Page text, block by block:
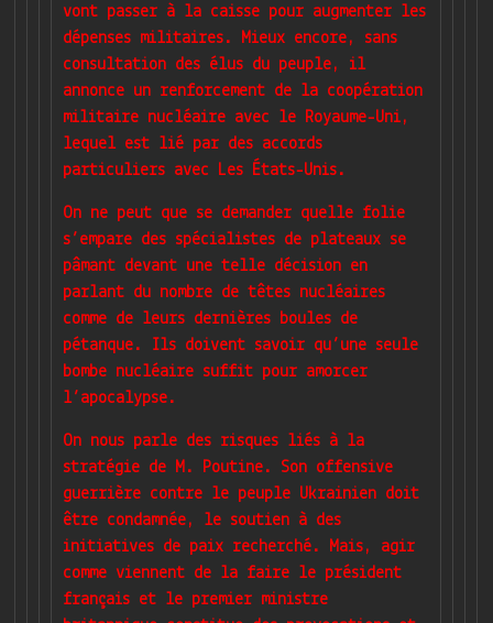
vont passer à la caisse pour augmenter les
dépenses militaires. Mieux encore, sans
consultation des élus du peuple, il
annonce un renforcement de la coopération
militaire nucléaire avec le Royaume-Uni,
lequel est lié par des accords
particuliers avec Les États-Unis.
On ne peut que se demander quelle folie
s’empare des spécialistes de plateaux se
pâmant devant une telle décision en
parlant du nombre de têtes nucléaires
comme de leurs dernières boules de
pétanque. Ils doivent savoir qu’une seule
bombe nucléaire suffit pour amorcer
l’apocalypse.
On nous parle des risques liés à la
stratégie de M. Poutine. Son offensive
guerrière contre le peuple Ukrainien doit
être condamnée, le soutien à des
initiatives de paix recherché. Mais, agir
comme viennent de la faire le président
français et le premier ministre